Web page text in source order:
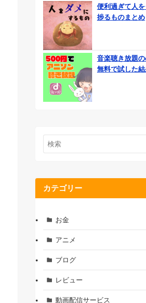
便利過ぎて人
捗るものまとめ
音楽聴き放題
無料で試した
カテゴリー
お金
アニメ
ブログ
レビュー
動画配信サービス